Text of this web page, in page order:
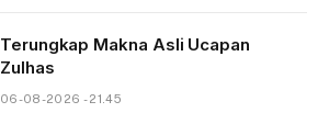
Terungkap Makna Asli Ucapan
Zulhas
06-08-2026 - 21.45